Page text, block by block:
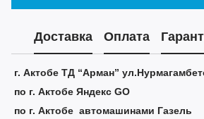
Доставка Оплата
г. Актобе ТД “Арман”
по г. Актобе Яндекс GO
по г. Актобе автомашинами Газель